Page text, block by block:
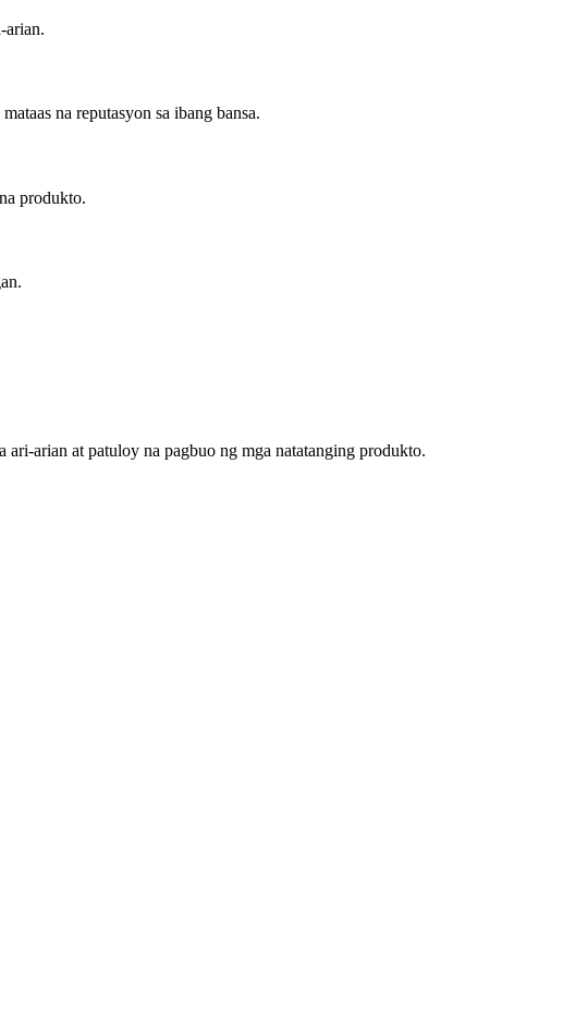
arian.
na reputasyon sa ibang bansa.
produkto.
ari-arian at patuloy na pagbuo ng mga natatanging produkto.